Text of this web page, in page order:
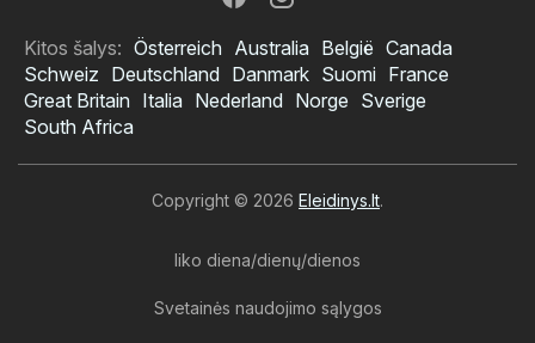
Kitos šalys: Österreich Australia België Canada
Schweiz Deutschland Danmark Suomi France
Great Britain Italia Nederland Norge Sverige
South Africa
Copyright © 2026 Eleidinys.lt.
liko diena/dienų/dienos
Svetainės naudojimo sąlygos